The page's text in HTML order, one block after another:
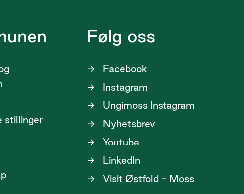
stillinger
Følg oss
Facebook
Instagram
Ungimoss Instagram
Nyhetsbrev
Youtube
LinkedIn
Visit Østfold - Moss